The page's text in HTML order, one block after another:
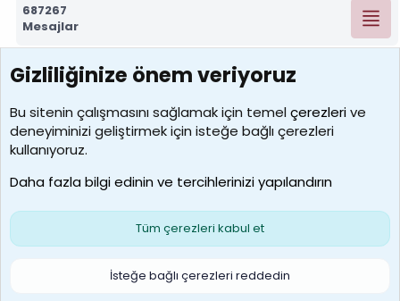
687267
Mesajlar
7388
Kullanıcılar
borabekirogluu
Son üye
Çerezler
S
Gizliliğinize önem veriyoruz
Bu sitenin çalışmasını sağlamak için temelçerezlerive
deneyiminizi geliştirmek için isteğe bağlı çerezleri
kullanıyoruz.
Daha fazla bilgi edinin ve tercihlerinizi yapılandırın
Tüm çerezleri kabul et
İsteğe bağlı çerezleri reddedin